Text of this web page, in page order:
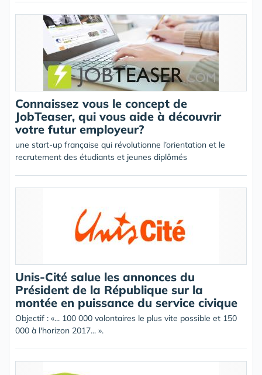
Connaissez vous le concept de
JobTeaser, qui vous aide à découvrir
votre futur employeur?
une start-up française qui révolutionne l’orientation et le
recrutement des étudiants et jeunes diplômés
Unis-Cité salue les annonces du
Président de la République sur la
montée en puissance du service civique
Objectif : «... 100 000 volontaires le plus vite possible et 150
000 à l'horizon 2017... ».